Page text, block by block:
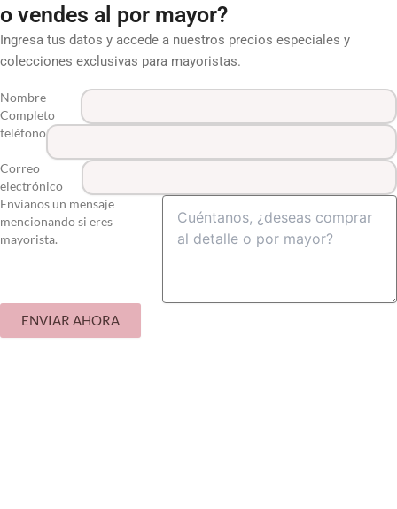
o vendes al por mayor?
Ingresa tus datos y accede a nuestros precios especiales y
colecciones exclusivas para mayoristas.
Nombre
Completo
teléfono
Correo
electrónico
Envianos un mensaje
mencionando si eres
mayorista.
ENVIAR AHORA